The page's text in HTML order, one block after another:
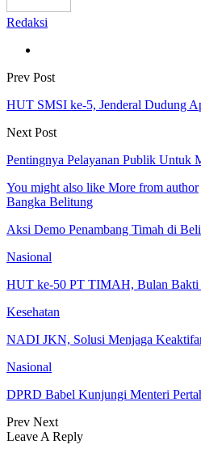
Redaksi
Prev Post
HUT SMSI ke-5, Jenderal Dudung
Next Post
Pentingnya Pelayanan Publik Untuk
You might also like More from author
Bangka Belitung
Aksi Demo Penambang Timah di
Nasional
HUT ke-50 PT TIMAH, Bulan Bakti
Kesehatan
NADI JKN, Solusi Menjaga
Nasional
DPRD Babel Kunjungi Menteri
Prev Next
Leave A Reply